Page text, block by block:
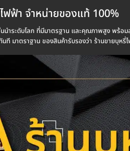
ฟฟ้า จำหน่ายของแท้ 100%
ำระดับโลก ที่มีมาตรฐาน และคุณภาพสูง พร้อ
ที มาตราฐาน ของสินค้ารับรองว่า ร้านขายบุห